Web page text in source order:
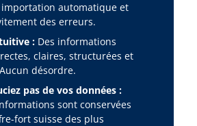
automatique et
des erreurs.
:Des informations
claires, structurées et
désordre.
pas de vos données :
sont conservées
fort suisse des plus